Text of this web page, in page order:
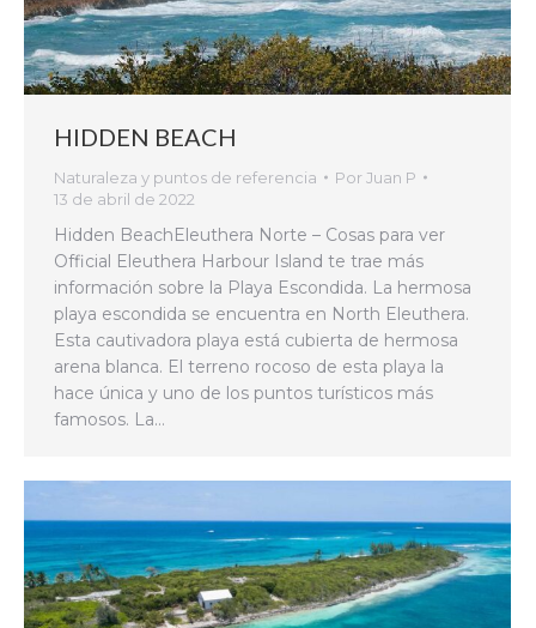
HIDDEN BEACH
Naturaleza y puntos de referencia PorJuan P
13 de abril de 2022
Hidden BeachEleuthera Norte – Cosas para ver
Official Eleuthera Harbour Island te trae más
información sobre la Playa Escondida. La hermosa
playa escondida se encuentra en North Eleuthera.
Esta cautivadora playa está cubierta de hermosa
arena blanca. El terreno rocoso de esta playa la
hace única y uno de los puntos turísticos más
famosos. La…